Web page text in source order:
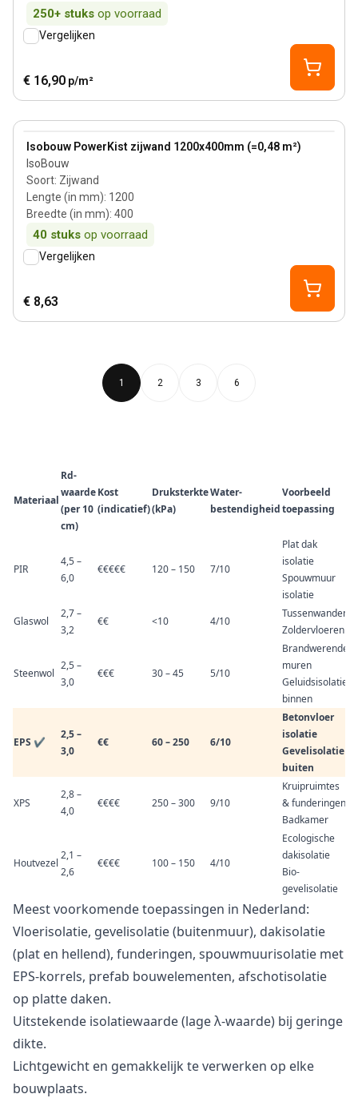
250+ stuks op voorraad
Vergelijken
€ 16,90 p/m²
Isobouw PowerKist zijwand 1200x400mm (=0,48 m²)
IsoBouw
Soort: Zijwand
Lengte (in mm): 1200
Breedte (in mm): 400
40 stuks op voorraad
View product
Vergelijken
€ 8,63
1 2 3 6
Materiaal
Rd-
waarde
(per 10
cm)
Kost
(indicatief)
Druksterkte
(kPa)
Water-
bestendigheid
Voorbeeld
toepassing
PIR
4,5 –
6,0
€€€€€ 120 – 150 7/10
Plat dak
isolatie
Spouwmuur
isolatie
Glaswol
2,7 –
3,2
€€ <10 4/10
Tussenwanden
Zoldervloeren
Steenwol
2,5 –
3,0
€€€ 30 – 45 5/10
Brandwerende
muren
Geluidsisolatie
binnen
EPS ✔
2,5 –
3,0
€€ 60 – 250 6/10
Betonvloer
isolatie
Gevelisolatie
buiten
XPS
2,8 –
4,0
€€€€ 250 – 300 9/10
Kruipruimtes
& funderingen
Badkamer
Houtvezel
2,1 –
2,6
€€€€ 100 – 150 4/10
Ecologische
dakisolatie
Bio-
gevelisolatie
Meest voorkomende toepassingen in Nederland:
Vloerisolatie, gevelisolatie (buitenmuur), dakisolatie
(plat en hellend), funderingen, spouwmuurisolatie met
EPS-korrels, prefab bouwelementen, afschotisolatie
op platte daken.
Uitstekende isolatiewaarde (lage λ-waarde) bij geringe
dikte.
Lichtgewicht en gemakkelijk te verwerken op elke
bouwplaats.